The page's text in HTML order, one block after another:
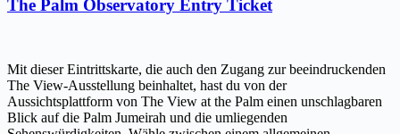
The Palm Observatory Entry Ticket
Mit dieser Eintrittskarte, die auch den Zugang zur beeindruckenden
The View-Ausstellung beinhaltet, hast du von der
Aussichtsplattform von The View at the Palm einen unschlagbaren
Blick auf die Palm Jumeirah und die umliegenden